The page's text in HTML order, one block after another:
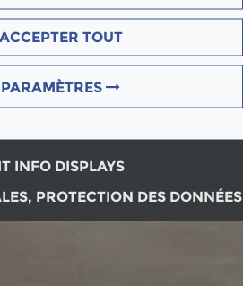
ACCEPTER TOUT
PARAMÈTRES
INFO DISPLAYS
PROTECTION DES DONNÉES